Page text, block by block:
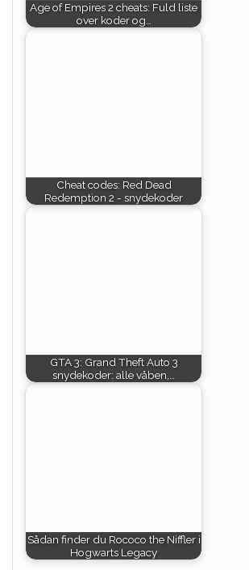
Age of Empires 2 cheats: Fuld liste
over koder og…
Cheat codes: Red Dead
Redemption 2 - snydekoder
GTA 3: Grand Theft Auto 3
snydekoder: alle våben,…
Sådan finder du Rococo the Niffler i
Hogwarts Legacy